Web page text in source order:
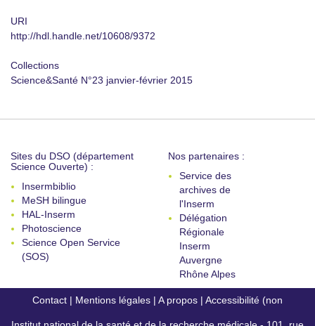
URI
http://hdl.handle.net/10608/9372
Collections
Science&Santé N°23 janvier-février 2015
Sites du DSO (département
Science Ouverte) :
Insermbiblio
MeSH bilingue
HAL-Inserm
Photoscience
Science Open Service
(SOS)
Nos partenaires :
Service des
archives de
l'Inserm
Délégation
Régionale
Inserm
Auvergne
Rhône Alpes
Contact | Mentions légales | A propos | Accessibilité (non